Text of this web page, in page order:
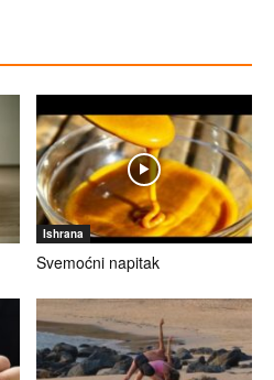
Ishrana
Svemoćni napitak